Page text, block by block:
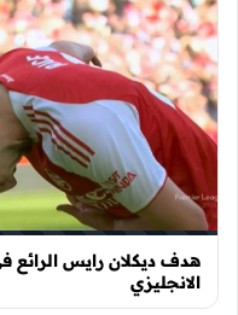
هدف ديكلان رايس الرائع
الانجليزي